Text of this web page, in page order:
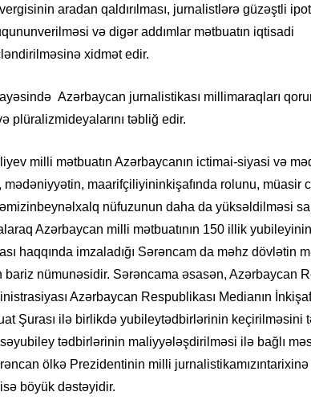
aradan qaldırılması, jurnalistlərə güzəştli
və digər addımlar mətbuatın iqtisadi
xidmət edir.
Azərbaycan jurnalistikası millimaraqları
plüralizmideyalarını təbliğ edir.
milli mətbuatın Azərbaycanın ictimai-siyasi və
mədəniyyətin, maarifçiliyininkişafında rolunu, müasir
nüfuzunun daha da yüksəldilməsi
Azərbaycan milli mətbuatının 150 illik
haqqında imzaladığı Sərəncam da məhz dövlətin
nümunəsidir. Sərəncama əsasən, Azərbaycan
Azərbaycan Respublikası Medianın
Şurası ilə birlikdə yubileytədbirlərinin keçirilməsini
tədbirlərinin maliyyələşdirilməsi ilə bağlı
ölkə Prezidentinin milli
böyük dəstəyidir.